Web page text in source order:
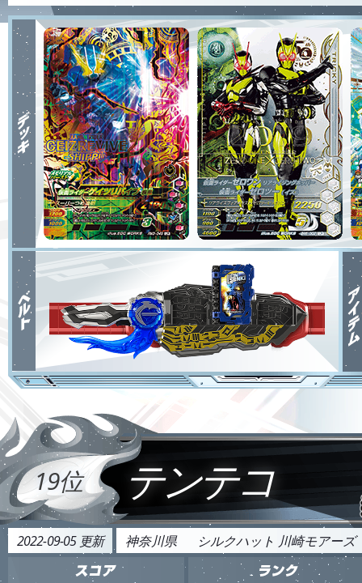
19位 テンテコ
2022-09-05 更新 神奈川県 シルクハット 川崎モアーズ